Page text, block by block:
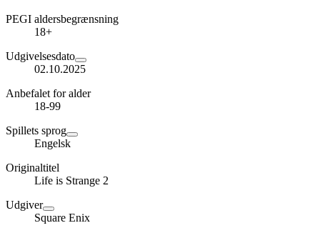
PEGI aldersbegrænsning
18+
Udgivelsesdato
02.10.2025
Anbefalet for alder
18-99
Spillets sprog
Engelsk
Originaltitel
Life is Strange 2
Udgiver
Square Enix